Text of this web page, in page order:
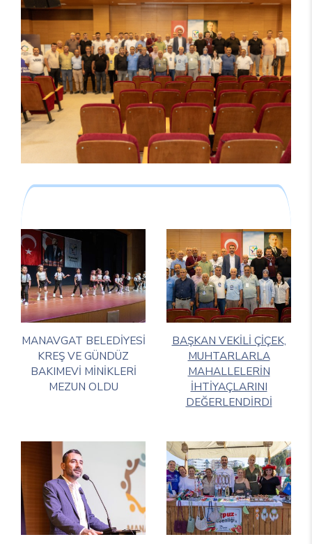
MANAVGAT BELEDİYESİ
KREŞ VE GÜNDÜZ
BAKIMEVİ MİNİKLERİ
MEZUN OLDU
BAŞKAN VEKİLİ ÇİÇEK,
MUHTARLARLA
MAHALLELERİN
İHTİYAÇLARINI
DEĞERLENDİRDİ